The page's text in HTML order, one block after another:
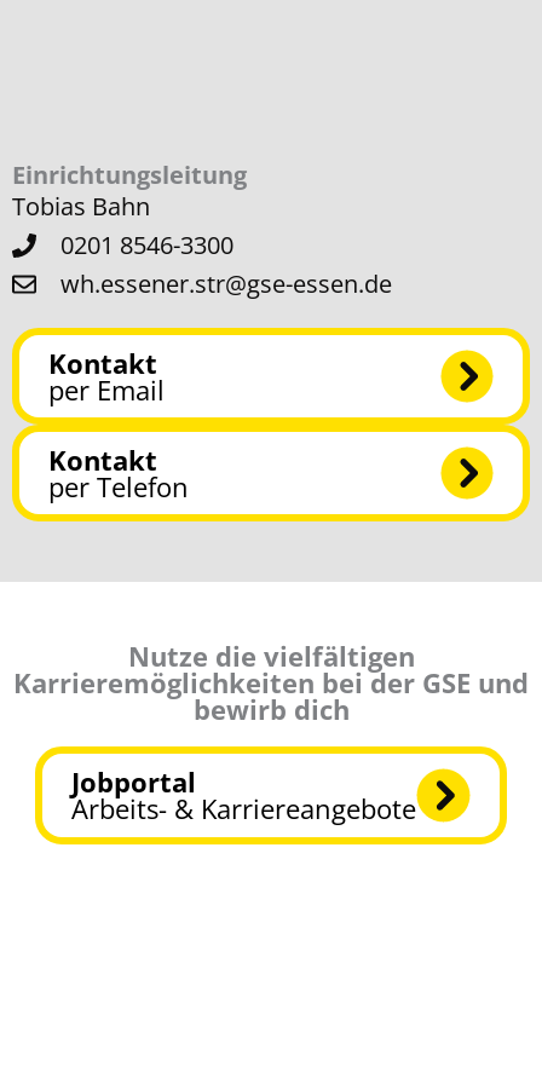
Einrichtungsleitung
Tobias Bahn
0201 8546-3300
wh.essener.str@gse-essen.de
Kontakt
per Email
Kontakt
per Telefon
Nutze die vielfältigen
Karrieremöglichkeiten bei der GSE und
bewirb dich
Jobportal
Arbeits- & Karriereangebote